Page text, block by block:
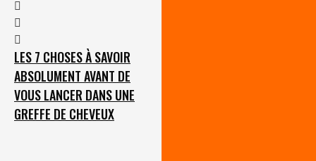
LES 7 CHOSES À SAVOIR
ABSOLUMENT AVANT DE
VOUS LANCER DANS UNE
GREFFE DE CHEVEUX